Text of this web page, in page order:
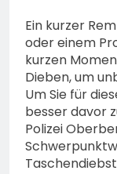
Ein kurzer
oder einem
kurzen
Dieben, um
Um Sie für
besser davor
Polizei